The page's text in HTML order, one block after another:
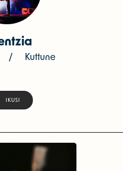
/ Kuttune
IKUSI